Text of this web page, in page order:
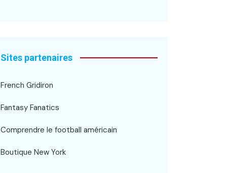
Sites partenaires
French Gridiron
Fantasy Fanatics
Comprendre le football américain
Boutique New York